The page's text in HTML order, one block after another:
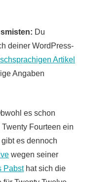
Du
deiner WordPress-
Artikel
Angaben
es schon
Fourteen ein
es dennoch
wegen seiner
Pabsthat sich die